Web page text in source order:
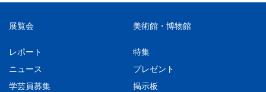
展覧会 美術館・博物館
レポート
特集
ニュース
プレゼント
学芸員募集
掲示板